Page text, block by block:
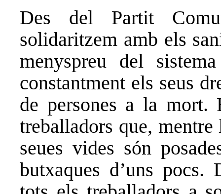
Des del Partit
solidaritzem amb els
menyspreu del
constantment els seus
de persones a la mort.
treballadors que,
seues vides són
butxaques d’uns